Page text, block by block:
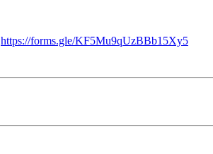
https://forms.gle/KF5Mu9qUzBBb15Xy5